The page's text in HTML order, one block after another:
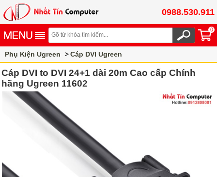
0988.530.911
0
Phụ Kiện Ugreen Cáp DVI Ugreen
Cáp DVI to DVI 24+1 dài 20m Cao cấp Chính
hãng Ugreen 11602